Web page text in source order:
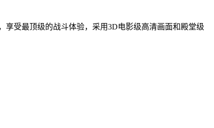
受最顶级的战斗体验，采用3D电影级高清画面和殿堂级